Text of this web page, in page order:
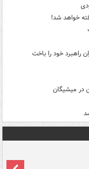
خواهد شد!
راهبرد خود را باخت
در میشیگان